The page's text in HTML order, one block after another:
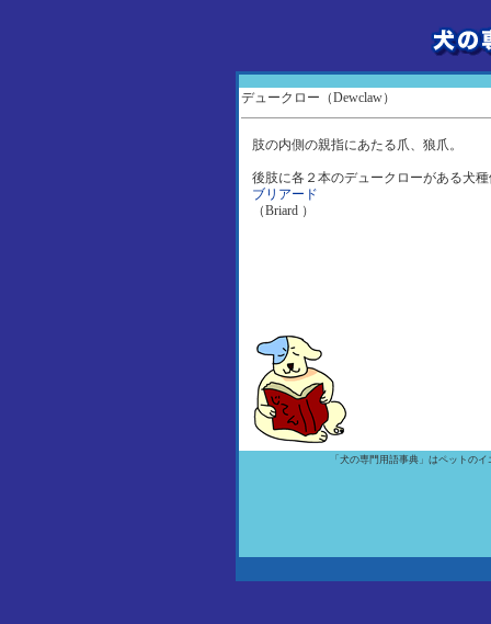
デュークロー（Dewclaw）
肢の内側の親指にあたる爪、狼爪。
後肢に各２本のデュークローがある犬
ブリアード
（Briard ）
「犬の専門用語事典」はペットの